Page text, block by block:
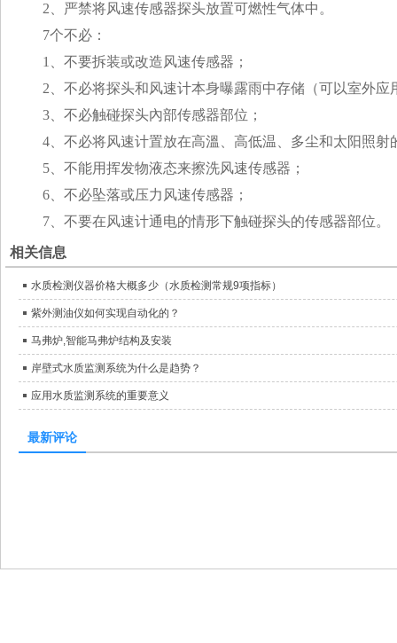
2、严禁将风速传感器探头放置可燃性气体中。
7个不必：
1、不要拆装或改造风速传感器；
2、不必将探头和风速计本身曝露雨中存储（可以室外应
3、不必触碰探头內部传感器部位；
4、不必将风速计置放在高溫、高低温、多尘和太阳照射
5、不能用挥发物液态来擦洗风速传感器；
6、不必坠落或压力风速传感器；
7、不要在风速计通电的情形下触碰探头的传感器部位。
相关信息
水质检测仪器价格大概多少（水质检测常规9项指标）
紫外测油仪如何实现自动化的？
马弗炉,智能马弗炉结构及安装
岸壁式水质监测系统为什么是趋势？
应用水质监测系统的重要意义
最新评论